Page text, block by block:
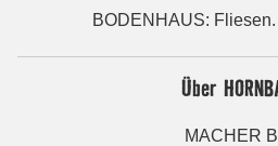
BODENHAUS:
Über
MACHER